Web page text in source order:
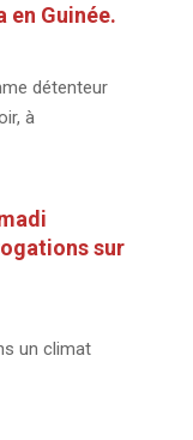
en Guinée.
détenteur
à
sur
un climat